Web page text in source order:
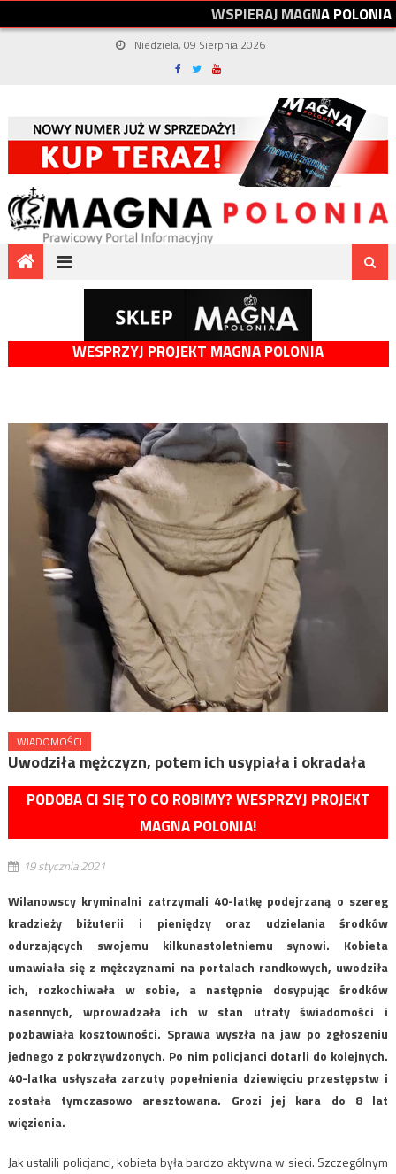
WSPIERAJMAGNAPOLONIA
Niedziela, 09 Sierpnia 2026
WESPRZYJ PROJEKT MAGNA POLONIA
WIADOMOŚCI
Uwodziła mężczyzn, potem ich usypiała i okradała
PODOBA CI SIĘ TO CO ROBIMY? WESPRZYJ PROJEKT
MAGNA POLONIA!
19 stycznia 2021
Wilanowscy kryminalni zatrzymali 40-latkę podejrzaną o szereg
kradzieży biżuterii i pieniędzy oraz udzielania środków
odurzających swojemu kilkunastoletniemu synowi. Kobieta
umawiała się z mężczyznami na portalach randkowych, uwodziła
ich, rozkochiwała w sobie, a następnie dosypując środków
nasennych, wprowadzała ich w stan utraty świadomości i
pozbawiała kosztowności. Sprawa wyszła na jaw po zgłoszeniu
jednego z pokrzywdzonych. Po nim policjanci dotarli do kolejnych.
40-latka usłyszała zarzuty popełnienia dziewięciu przestępstw i
została tymczasowo aresztowana. Grozi jej kara do 8 lat
więzienia.
Jak ustalili policjanci, kobieta była bardzo aktywna w sieci. Szczególnym